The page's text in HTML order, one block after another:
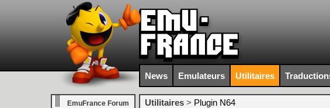
News Emulateurs Utilitaires
EmuFrance Forum
Utilitaires > Plugin N64